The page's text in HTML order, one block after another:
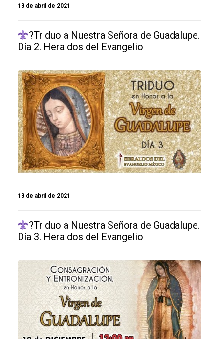
18 de abril de 2021
?Triduo a Nuestra Señora de Guadalupe.
Día 2. Heraldos del Evangelio
18 de abril de 2021
?Triduo a Nuestra Señora de Guadalupe.
Día 3. Heraldos del Evangelio